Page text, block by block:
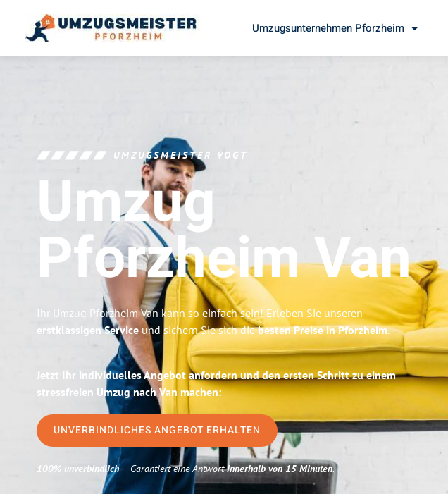
Umzugsunternehmen Pforzheim
UMZUGSMEISTER VOGT
Umzug
PforzheimVan
Ihr Umzug Pforzheim Van kann so einfach sein! Erleben Sie unseren
erstklassigen Service und sichern Sie sich diebesten Preise in Pforzheim.
Jetzt Ihr individuelles Angebot anfordern und den ersten Schritt zu einem
stressfreien Umzug nach Van machen:
UNVERBINDLICHES ANGEBOT ERHALTEN
100% unverbindlich– Garantiert eine Antwortinnerhalb von 15 Minuten.